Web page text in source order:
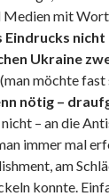
Medien mit
Eindrucks
Ukraine
(man möchte
nötig –
– an die
immer mal
am
konnte.